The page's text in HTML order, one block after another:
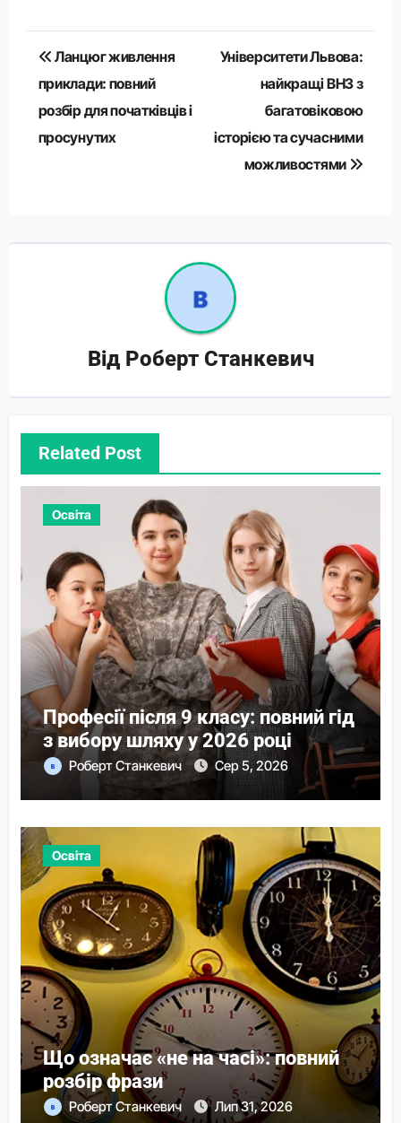
Навігація
записів
Ланцюг живлення
приклади: повний
розбір для початківців і
просунутих
Університети Львова:
найкращі ВНЗ з
багатовіковою
історією та сучасними
можливостями
Від Роберт Станкевич
Related Post
Освіта
Професії після 9 класу: повний гід
з вибору шляху у 2026 році
Роберт Станкевич Сер 5, 2026
Освіта
Що означає «не на часі»: повний
розбір фрази
Роберт Станкевич Лип 31, 2026